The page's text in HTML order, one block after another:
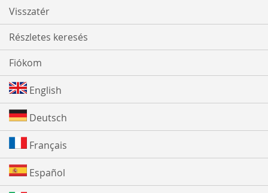
Visszatér
Részletes keresés
Fiókom
English
Deutsch
Français
Español